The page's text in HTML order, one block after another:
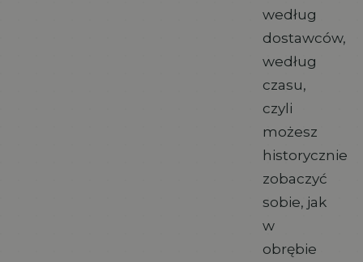
według
dostawców,
według
czasu,
czyli
możesz
historycznie
zobaczyć
sobie, jak
w
obrębie